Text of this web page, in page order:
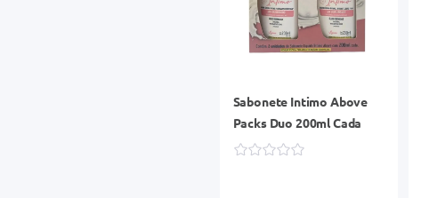
Sabonete Intimo Above
Packs Duo 200ml Cada